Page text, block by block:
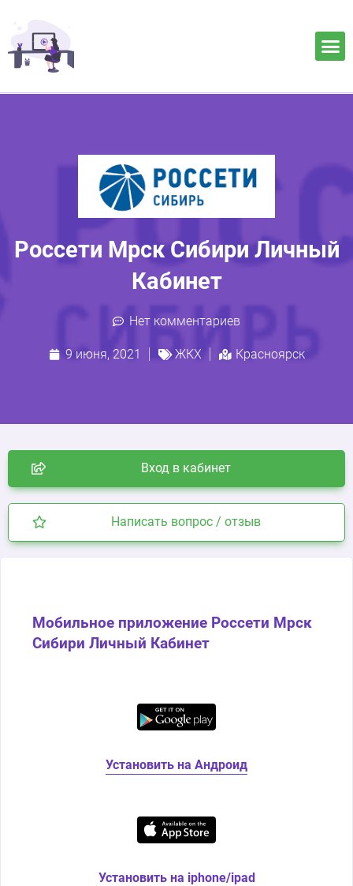
Россети Мрск Сибири Личный
Кабинет
Нет комментариев
9 июня, 2021 ЖКХ Красноярск
Вход в кабинет
Написать вопрос / отзыв
Мобильное приложение Россети Мрск
Сибири Личный Кабинет
Установить на Андроид
Установить на iphone/ipad